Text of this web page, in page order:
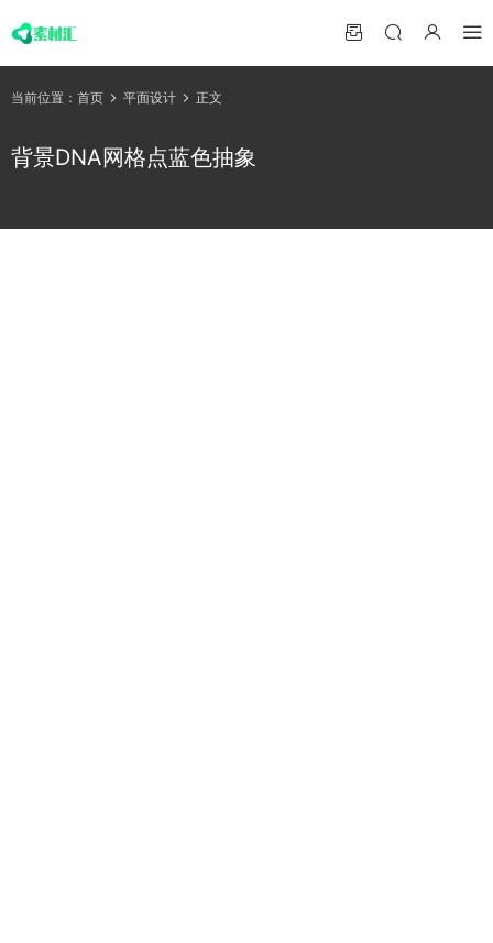
当前位置： 首页 平面设计 正文
背景DNA网格点蓝色抽象